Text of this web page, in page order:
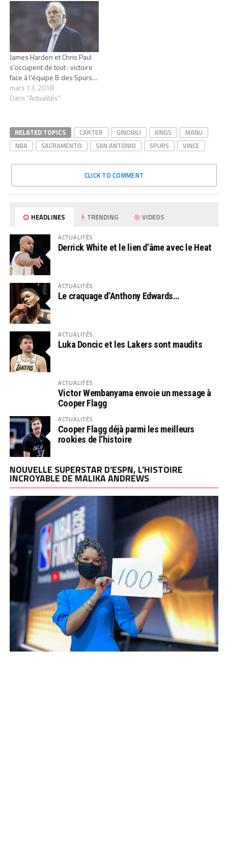
James Harden et Chris Paul
s’occupent de tout : victoire
face à l’équipe B des Spurs…
mars 13, 2018
Dans "Actualités"
RELATED TOPICS CARTER GINOBILI KINGS
MANU
NBA
SACRAMENTO SAN ANTONIO SPURS VINCE
CLICK TO COMMENT
HEADLINES TRENDING VIDEOS
ACTUALITÉS
Derrick White et le lien d’âme avec le Heat
ACTUALITÉS
Le craquage d’Anthony Edwards…
ACTUALITÉS
Luka Doncic et les Lakers sont maudits
ACTUALITÉS
Victor Wembanyama envoie un message à
Cooper Flagg
ACTUALITÉS
Cooper Flagg déjà parmi les meilleurs
rookies de l’histoire
NOUVELLE SUPERSTAR D’ESPN, L’HISTOIRE
INCROYABLE DE MALIKA ANDREWS